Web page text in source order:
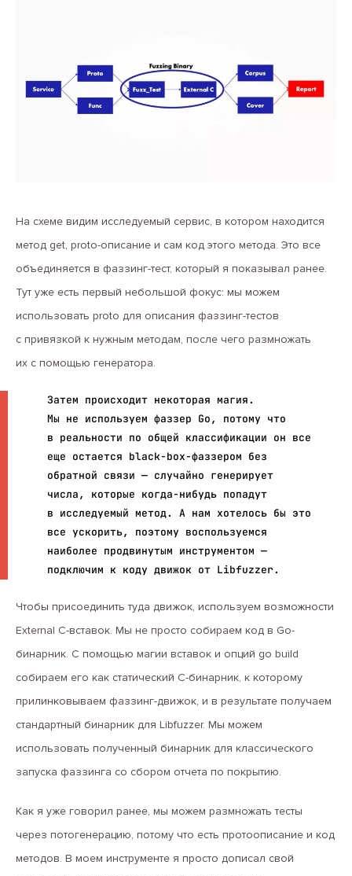
На схеме видим исследуемый сервис, в котором находится
метод get, proto-описание и сам код этого метода. Это все
объединяется в фаззинг-тест, который я показывал ранее.
Тут уже есть первый небольшой фокус: мы можем
использовать proto для описания фаззинг-тестов
с привязкой к нужным методам, после чего размножать
их с помощью генератора.
Затем происходит некоторая магия.
Мы не используем фаззер Go, потому что
в реальности по общей классификации он все
еще остается black-box-фаззером без
обратной связи — случайно генерирует
числа, которые когда-нибудь попадут
в исследуемый метод. А нам хотелось бы это
все ускорить, поэтому воспользуемся
наиболее продвинутым инструментом —
подключим к коду движок от Libfuzzer.
Чтобы присоединить туда движок, используем возможности
External C-вставок. Мы не просто собираем код в Go-
бинарник. С помощью магии вставок и опций go build
собираем его как статический С-бинарник, к которому
прилинковываем фаззинг-движок, и в результате получаем
стандартный бинарник для Libfuzzer. Мы можем
использовать полученный бинарник для классического
запуска фаззинга со сбором отчета по покрытию.
Как я уже говорил ранее, мы можем размножать тесты
через потогенерацию, потому что есть протоописание и код
методов. В моем инструменте я просто дописал свой